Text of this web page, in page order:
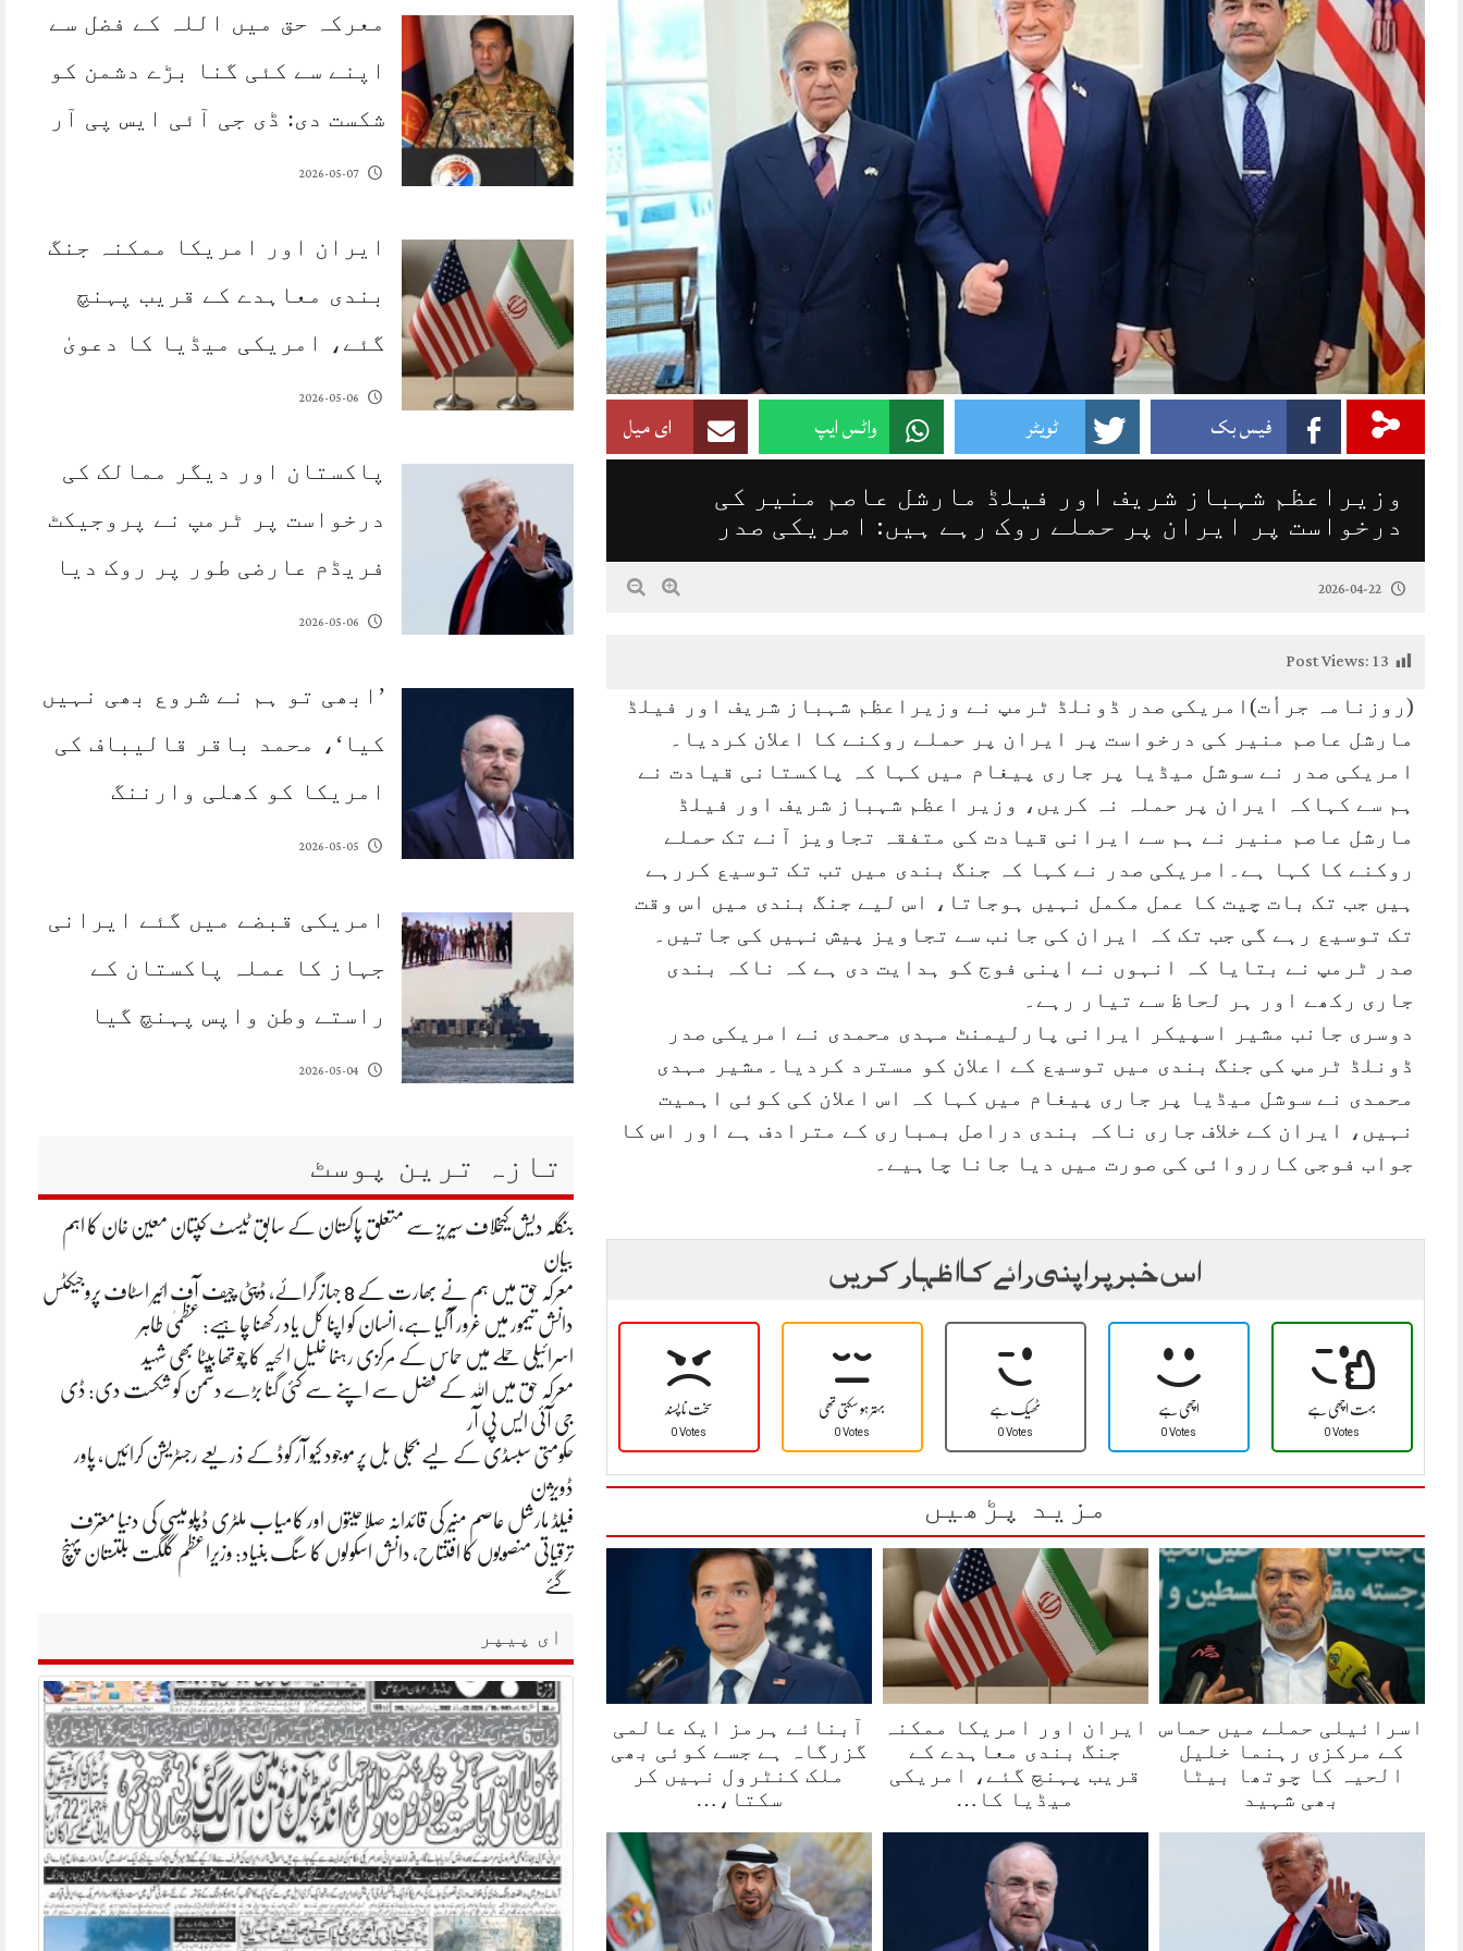
فیس بک ٹویٹر واٹس ایپ ای میل
وزیراعظم شہباز شریف اور فیلڈ مارشل عاصم منیر کی
درخواست پر ایران پر حملے روک رہے ہیں: امریکی صدر
2026-04-22
Post Views:13
(روزنامہ جرأت)امریکی صدر ڈونلڈ ٹرمپ نے وزیراعظم شہباز شریف اور فیلڈ
مارشل عاصم منیر کی درخواست پر ایران پر حملے روکنے کا اعلان کردیا۔
امریکی صدر نے سوشل میڈیا پر جاری پیغام میں کہا کہ پاکستانی قیادت نے
ہم سے کہاکہ ایران پر حملہ نہ کریں، وزیر اعظم شہباز شریف اور فیلڈ
مارشل عاصم منیر نے ہم سے ایرانی قیادت کی متفقہ تجاویز آنے تک حملے
روکنے کا کہا ہے۔امریکی صدر نے کہا کہ جنگ بندی میں تب تک توسیع کررہے
ہیں جب تک بات چیت کا عمل مکمل نہیں ہوجاتا، اس لیے جنگ بندی میں اس وقت
تک توسیع رہے گی جب تک کہ ایران کی جانب سے تجاویز پیش نہیں کی جاتیں۔
صدر ٹرمپ نے بتایا کہ انہوں نے اپنی فوج کو ہدایت دی ہے کہ ناکہ بندی
جاری رکھے اور ہر لحاظ سے تیار رہے۔
دوسری جانب مشیر اسپیکر ایرانی پارلیمنٹ مہدی محمدی نے امریکی صدر
ڈونلڈ ٹرمپ کی جنگ بندی میں توسیع کے اعلان کو مسترد کردیا۔مشیر مہدی
محمدی نے سوشل میڈیا پر جاری پیغام میں کہا کہ اس اعلان کی کوئی اہمیت
نہیں، ایران کے خلاف جاری ناکہ بندی دراصل بمباری کے مترادف ہے اور اس کا
جواب فوجی کارروائی کی صورت میں دیا جانا چاہیے۔
اس خبر پر اپنی رائے کا اظہار کریں
سخت نا پسند
0 Votes
بہتر ہو سکتی تھی
0 Votes
ٹھیک ہے
0 Votes
اچھی ہے
0 Votes
بہت اچھی ہے
0 Votes
مزید پڑھیں
اسرائیلی حملے میں حماس
کے مرکزی رہنما خلیل
الحیہ کا چوتھا بیٹا
بھی شہید
ایران اور امریکا ممکنہ
جنگ بندی معاہدے کے
قریب پہنچ گئے، امریکی
میڈیا کا…
آبنائے ہرمز ایک عالمی
گزرگاہ ہے جسے کوئی بھی
ملک کنٹرول نہیں کر
سکتا،…
معرکہ حق میں اللہ کے فضل سے
اپنے سے کئی گنا بڑے دشمن کو
شکست دی: ڈی جی آئی ایس پی آر
2026-05-07
ایران اور امریکا ممکنہ جنگ
بندی معاہدے کے قریب پہنچ
گئے، امریکی میڈیا کا دعویٰ
2026-05-06
پاکستان اور دیگر ممالک کی
درخواست پر ٹرمپ نے پروجیکٹ
فریڈم عارضی طور پر روک دیا
2026-05-06
’ابھی تو ہم نے شروع بھی نہیں
کیا‘، محمد باقر قالیباف کی
امریکا کو کھلی وارننگ
2026-05-05
امریکی قبضے میں گئے ایرانی
جہاز کا عملہ پاکستان کے
راستے وطن واپس پہنچ گیا
2026-05-04
تازہ ترین پوسٹ
بنگلہ دیش کیخلاف سیریز سے متعلق پاکستان کے سابق ٹیسٹ کپتان معین خان کا اہم
بیان
معرکہ حق میں ہم نے بھارت کے 8 جہاز گرائے، ڈپٹی چیف آف ائیر اسٹاف پروجیکٹس
دانش تیمور میں غرور آگیا ہے، انسان کو اپنا کل یاد رکھنا چاہیے: عظمیٰ طاہر
اسرائیلی حملے میں حماس کے مرکزی رہنما خلیل الحیہ کا چوتھا بیٹا بھی شہید
معرکہ حق میں اللہ کے فضل سے اپنے سے کئی گنا بڑے دشمن کو شکست دی: ڈی
جی آئی ایس پی آر
حکومتی سبسڈی کے لیے بجلی بل پر موجود کیو آر کوڈ کے ذریعے رجسٹریشن کرائیں، پاور
ڈویژن
فیلڈ مارشل عاصم منیر کی قائدانہ صلاحیتوں اور کامیاب ملٹری ڈپلومیسی کی دنیا معترف
ترقیاتی منصوبوں کا افتتاح، دانش اسکولوں کا سنگ بنیاد: وزیراعظم گلگت بلتستان پہنچ
گئے
ای پیپر